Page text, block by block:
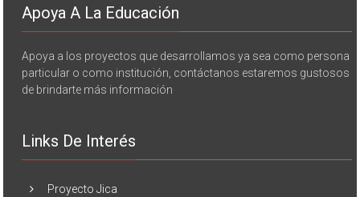
Apoya A La Educación
Apoya a los proyectos que desarrollamos ya sea como persona
particular o como institución, contáctanos estaremos gustosos
de brindarte más información
Links De Interés
Proyecto Jica